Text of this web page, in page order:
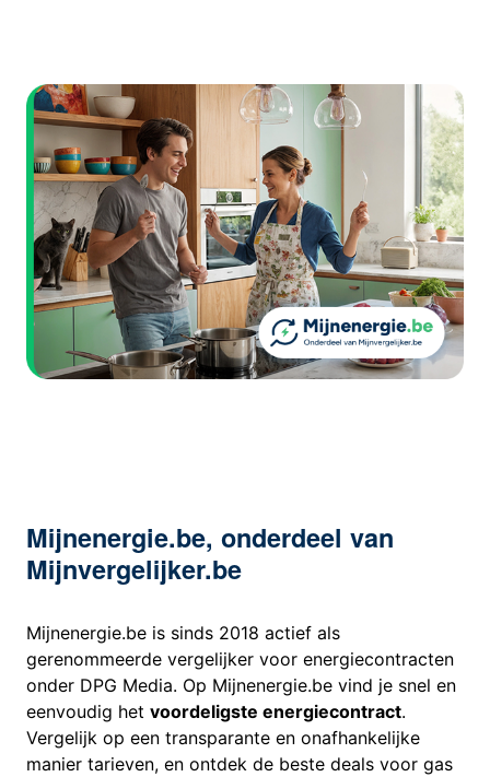
Mijnenergie.be, onderdeel van
Mijnvergelijker.be
Mijnenergie.be is sinds 2018 actief als
gerenommeerde vergelijker voor energiecontracten
onder DPG Media. Op Mijnenergie.be vind je snel en
eenvoudig het voordeligste energiecontract.
Vergelijk op een transparante en onafhankelijke
manier tarieven, en ontdek de beste deals voor gas